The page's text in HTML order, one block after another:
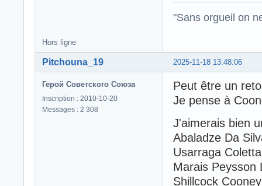
"Sans orgueil on
Hors ligne
2025-11-18 13:48:06
Pitchouna_19
Герой Советского Союза
Inscription : 2010-10-20
Messages : 2 308
Peut être un
Je pense à
J'aimerais bien
Abaladze Da
Usarraga Coletta
Marais Peysson
Shillcock Cooney